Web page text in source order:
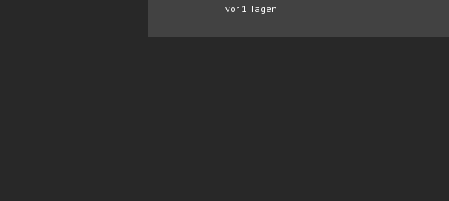
vor 1 Tagen